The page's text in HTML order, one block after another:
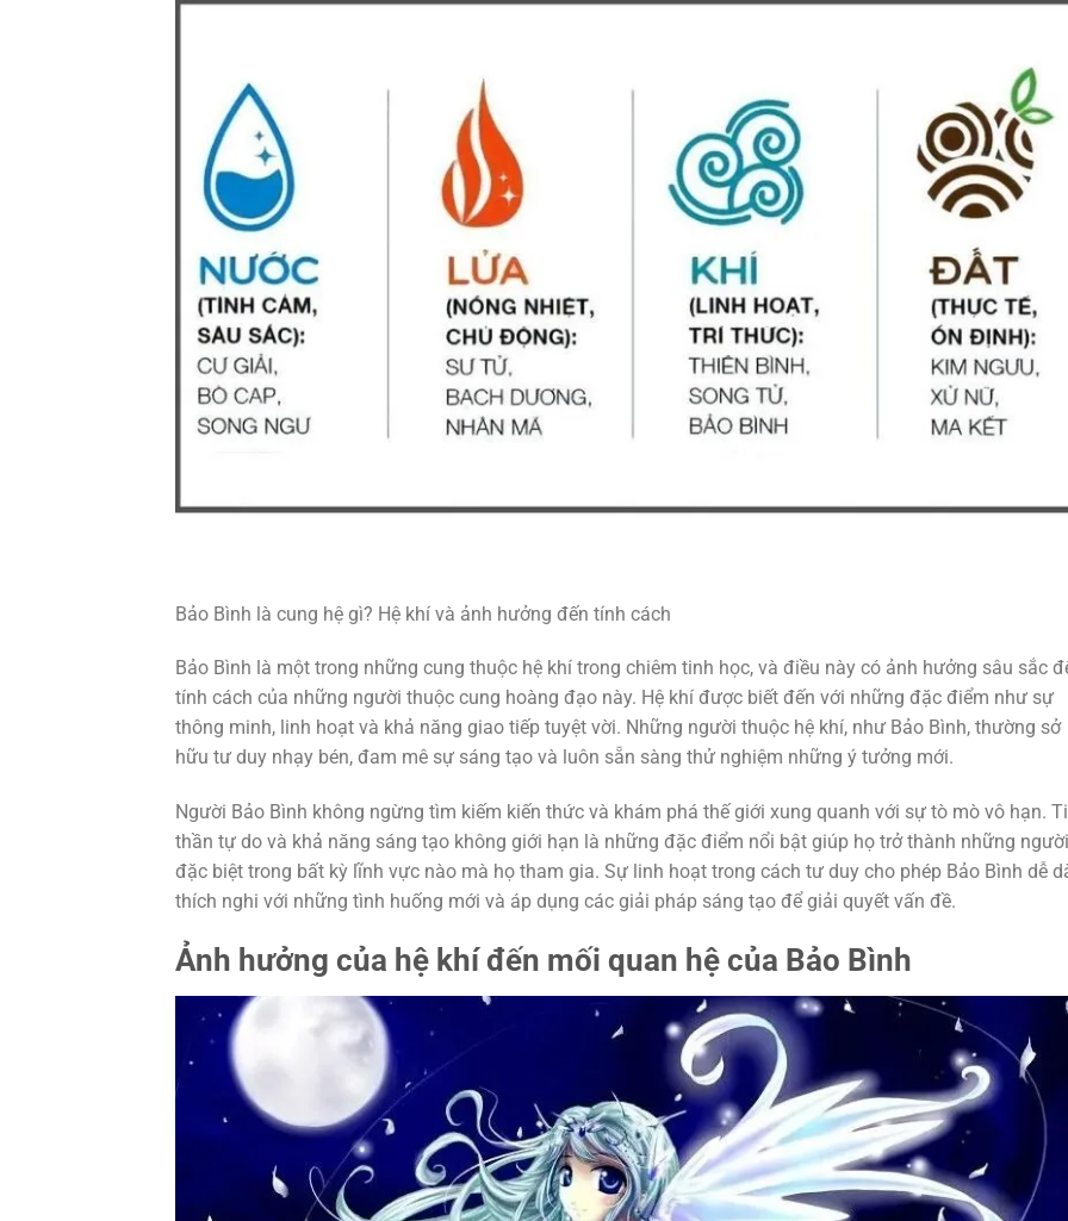
Bảo Bình là cung hệ gì? Hệ khí và ảnh hưởng đến tính cách
Bảo Bình là một trong những cung thuộc hệ khí trong chiêm tinh học, và điều này có ảnh hưởng sâu sắc
tính cách của những người thuộc cung hoàng đạo này. Hệ khí được biết đến với những đặc điểm như sự
thông minh, linh hoạt và khả năng giao tiếp tuyệt vời. Những người thuộc hệ khí, như Bảo Bình, thường sở
hữu tư duy nhạy bén, đam mê sự sáng tạo và luôn sẵn sàng thử nghiệm những ý tưởng mới.
Người Bảo Bình không ngừng tìm kiếm kiến thức và khám phá thế giới xung quanh với sự tò mò vô hạn.
thần tự do và khả năng sáng tạo không giới hạn là những đặc điểm nổi bật giúp họ trở thành những người
đặc biệt trong bất kỳ lĩnh vực nào mà họ tham gia. Sự linh hoạt trong cách tư duy cho phép Bảo Bình dễ
thích nghi với những tình huống mới và áp dụng các giải pháp sáng tạo để giải quyết vấn đề.
Ảnh hưởng của hệ khí đến mối quan hệ của Bảo Bình